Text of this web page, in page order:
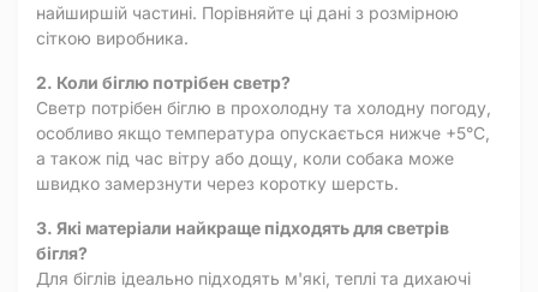
найширшій частині. Порівняйте ці дані з розмірною
сіткою виробника.
2. Коли біглю потрібен светр?
Светр потрібен біглю в прохолодну та холодну погоду,
особливо якщо температура опускається нижче +5°C,
а також під час вітру або дощу, коли собака може
швидко замерзнути через коротку шерсть.
3. Які матеріали найкраще підходять для светрів
бігля?
Для біглів ідеально підходять м'які, теплі та дихаючі